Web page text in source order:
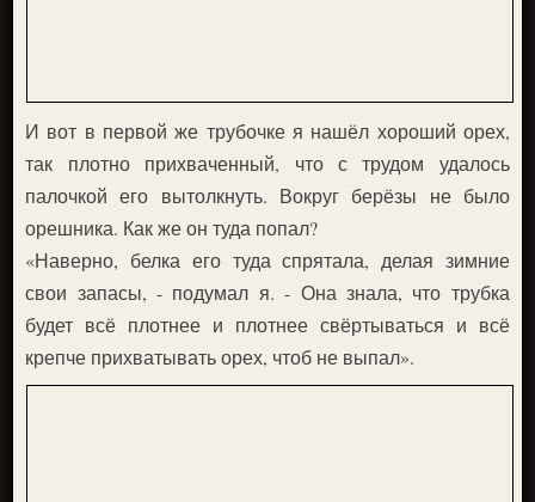
И вот в первой же трубочке я нашёл хороший орех,
так плотно прихваченный, что с трудом удалось
палочкой его вытолкнуть. Вокруг берёзы не было
орешника. Как же он туда попал?
«Наверно, белка его туда спрятала, делая зимние
свои запасы, - подумал я. - Она знала, что трубка
будет всё плотнее и плотнее свёртываться и всё
крепче прихватывать орех, чтоб не выпал».